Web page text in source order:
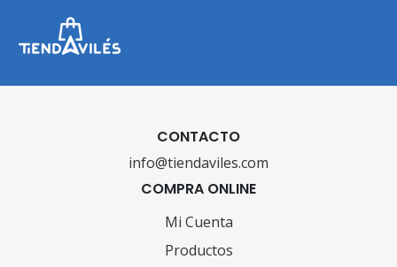
CONTACTO
info@tiendaviles.com
COMPRA ONLINE
Mi Cuenta
Productos